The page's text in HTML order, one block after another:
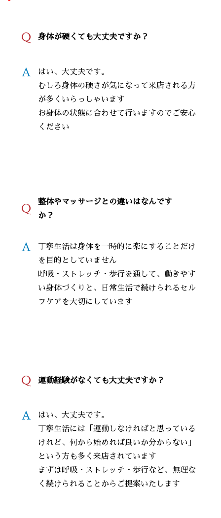
Q 身体が硬くても大丈夫ですか？
A
はい、大丈夫です。
むしろ身体の硬さが気になって来店される方
が多くいらっしゃいます
お身体の状態に合わせて行いますのでご安心
ください
Q
整体やマッサージとの違いはなんです
か？
A
丁寧生活は身体を一時的に楽にすることだけ
を目的としていません
呼吸・ストレッチ・歩行を通して、動きやす
い身体づくりと、日常生活で続けられるセル
フケアを大切にしています
Q 運動経験がなくても大丈夫ですか？
A
はい、大丈夫です。
丁寧生活には「運動しなければと思っている
けれど、何から始めれば良いか分からない」
という方も多く来店されています
まずは呼吸・ストレッチ・歩行など、無理な
く続けられることからご提案いたします